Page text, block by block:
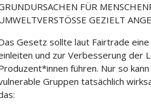
FÜR
GEZIELT
Gesetz sollte laut Fairtrade
und zur Verbesserung der
führen. Nur so
Gruppen tatsächlich